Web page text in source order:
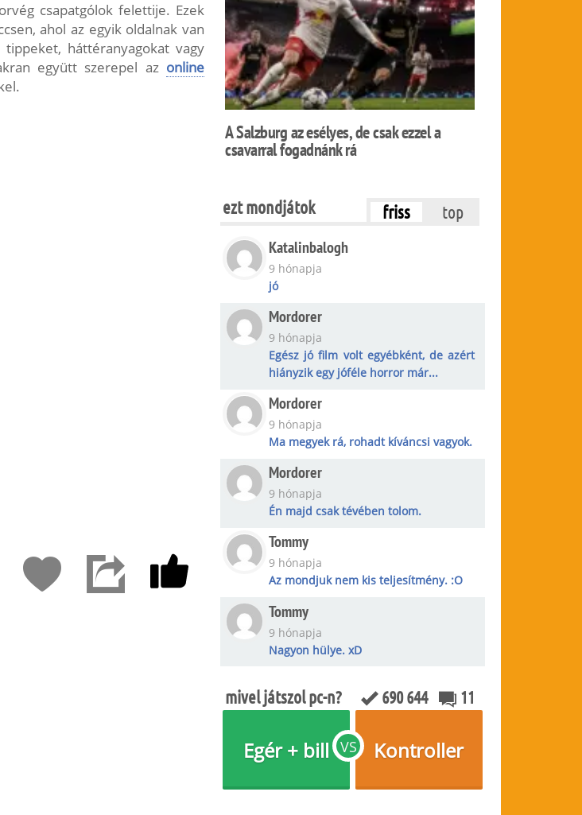
csapatgólok felettije. Ezek
ahol az egyik oldalnak van
háttéranyagokat vagy
együtt szerepel az online
A Salzburg az esélyes, de csak ezzel a
csavarral fogadnánk rá
ezt mondjátok friss
top
Katalinbalogh
9 hónapja
jó
Mordorer
9 hónapja
Egész jó film volt egyébként, de azért
hiányzik egy jóféle horror már...
Mordorer
9 hónapja
Ma megyek rá, rohadt kíváncsi vagyok.
Mordorer
9 hónapja
Én majd csak tévében tolom.
Tommy
9 hónapja
Az mondjuk nem kis teljesítmény. :O
Tommy
9 hónapja
Nagyon hülye. xD
mivel játszol pc-n? 690 644 11
VS
Egér + bill Kontroller